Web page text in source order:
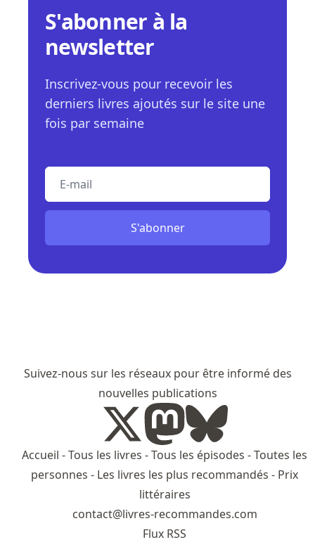
S'abonner à la
newsletter
Inscrivez-vous pour recevoir les
derniers livres ajoutés sur le site une
fois par semaine
S'abonner
Suivez-nous sur les réseaux pour être informé des
nouvelles publications
Accueil -Tous les livres -Tous les épisodes -Toutes les
personnes - Les livres les plus recommandés - Prix
littéraires
contact@livres-recommandes.com
Flux RSS